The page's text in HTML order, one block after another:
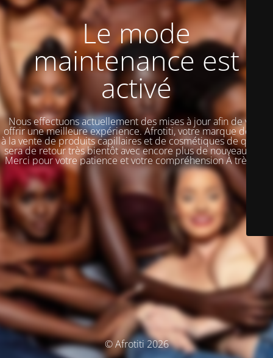
Le mode
maintenance est
activé
Nous effectuons actuellement des mises à jour afin de vous
offrir une meilleure expérience. Afrotiti, votre marque dédiée
à la vente de produits capillaires et de cosmétiques de qualité,
sera de retour très bientôt avec encore plus de nouveautés !!!
Merci pour votre patience et votre compréhension À très vite
© Afrotiti 2026